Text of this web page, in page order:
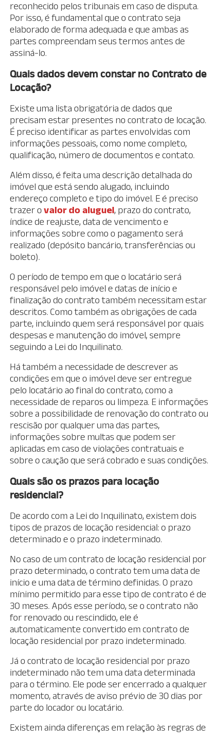
reconhecido pelos tribunais em caso de disputa.
Por isso, é fundamental que o contrato seja
elaborado de forma adequada e que ambas as
partes compreendam seus termos antes de
assiná-lo.
Quais dados devem constar no Contrato de
Locação?
Existe uma lista obrigatória de dados que
precisam estar presentes no contrato de locação.
É preciso identificar as partes envolvidas com
informações pessoais, como nome completo,
qualificação, número de documentos e contato.
Além disso, é feita uma descrição detalhada do
imóvel que está sendo alugado, incluindo
endereço completo e tipo do imóvel. E é preciso
trazer o valor do aluguel, prazo do contrato,
índice de reajuste, data de vencimento e
informações sobre como o pagamento será
realizado (depósito bancário, transferências ou
boleto).
O período de tempo em que o locatário será
responsável pelo imóvel e datas de início e
finalização do contrato também necessitam estar
descritos. Como também as obrigações de cada
parte, incluindo quem será responsável por quais
despesas e manutenção do imóvel, sempre
seguindo a Lei do Inquilinato.
Há também a necessidade de descrever as
condições em que o imóvel deve ser entregue
pelo locatário ao final do contrato, como a
necessidade de reparos ou limpeza. E informações
sobre a possibilidade de renovação do contrato ou
rescisão por qualquer uma das partes,
informações sobre multas que podem ser
aplicadas em caso de violações contratuais e
sobre o caução que será cobrado e suas condições.
Quais são os prazos para locação
residencial?
De acordo com a Lei do Inquilinato, existem dois
tipos de prazos de locação residencial: o prazo
determinado e o prazo indeterminado.
No caso de um contrato de locação residencial por
prazo determinado, o contrato tem uma data de
início e uma data de término definidas. O prazo
mínimo permitido para esse tipo de contrato é de
30 meses. Após esse período, se o contrato não
for renovado ou rescindido, ele é
automaticamente convertido em contrato de
locação residencial por prazo indeterminado.
Já o contrato de locação residencial por prazo
indeterminado não tem uma data determinada
para o término. Ele pode ser encerrado a qualquer
momento, através de aviso prévio de 30 dias por
parte do locador ou locatário.
Existem ainda diferenças em relação às regras de